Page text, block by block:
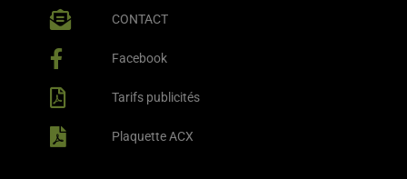
CONTACT
Facebook
Tarifs publicités
Plaquette ACX